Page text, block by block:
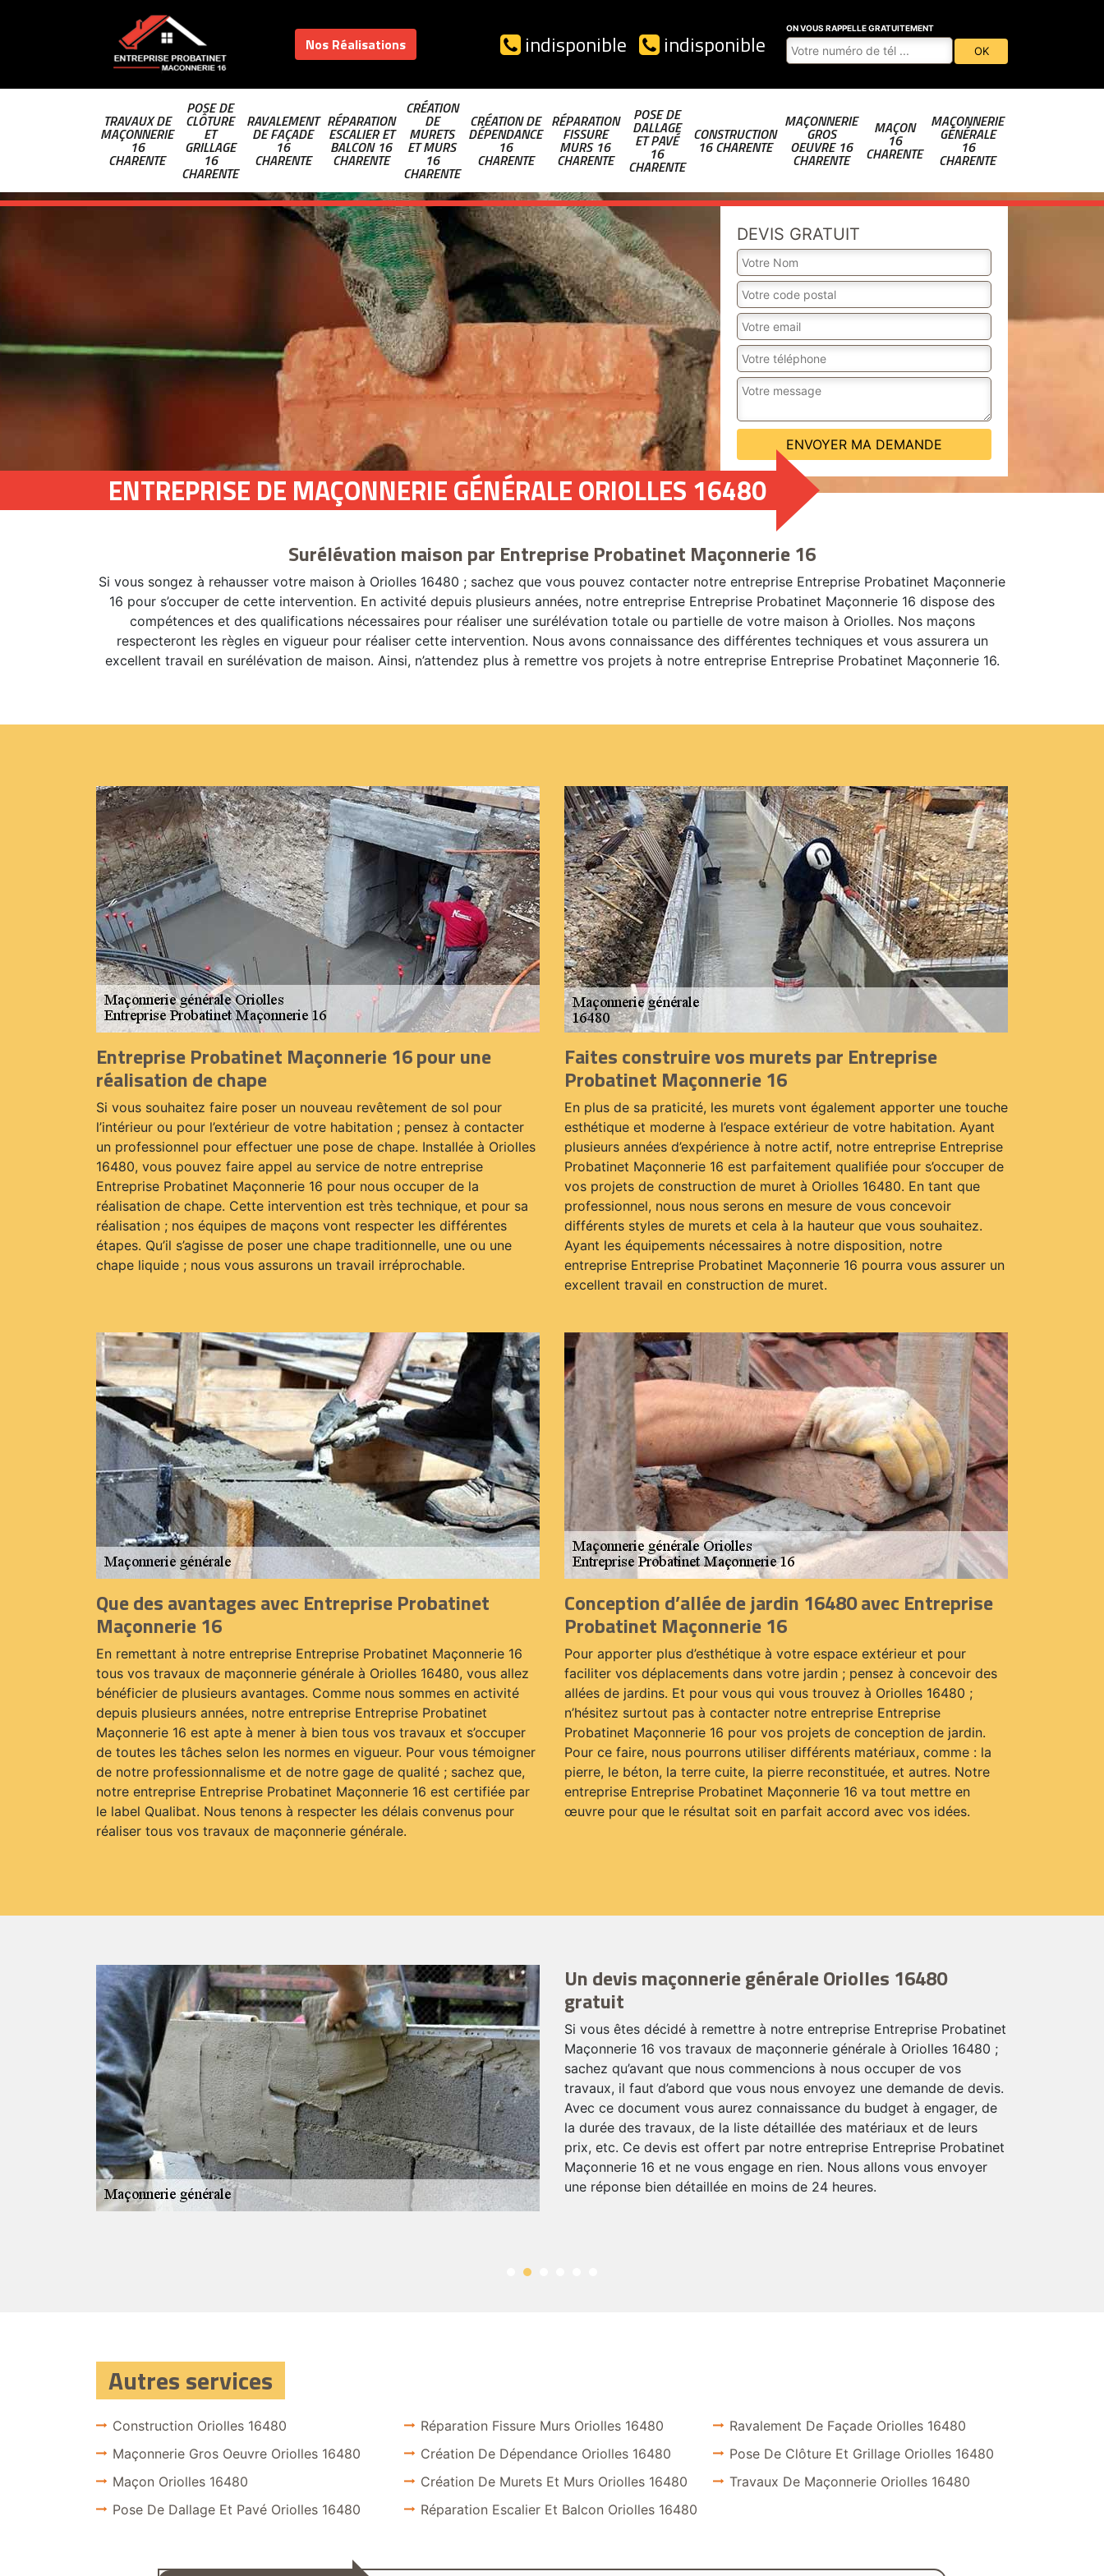
Nos Réalisations indisponible indisponible
ON VOUS RAPPELLE GRATUITEMENT
TRAVAUX DE
MAÇONNERIE
16
CHARENTE
POSE DE
CLÔTURE
ET
GRILLAGE
16
CHARENTE
RAVALEMENT
DE FAÇADE
16
CHARENTE
RÉPARATION
ESCALIER ET
BALCON 16
CHARENTE
CRÉATION
DE
MURETS
ET MURS
16
CHARENTE
CRÉATION DE
DÉPENDANCE
16
CHARENTE
RÉPARATION
FISSURE
MURS 16
CHARENTE
POSE DE
DALLAGE
ET PAVÉ
16
CHARENTE
CONSTRUCTION
16 CHARENTE
MAÇONNERIE
GROS
OEUVRE 16
CHARENTE
MAÇON
16
CHARENTE
MAÇONNERIE
GÉNÉRALE
16
CHARENTE
DEVIS GRATUIT
ENTREPRISE DE MAÇONNERIE GÉNÉRALE ORIOLLES 16480
Surélévation maison par Entreprise Probatinet Maçonnerie 16
Si vous songez à rehausser votre maison à Oriolles 16480 ; sachez que vous pouvez contacter notre entreprise Entreprise Probatinet Maçonnerie
16 pour s’occuper de cette intervention. En activité depuis plusieurs années, notre entreprise Entreprise Probatinet Maçonnerie 16 dispose des
compétences et des qualifications nécessaires pour réaliser une surélévation totale ou partielle de votre maison à Oriolles. Nos maçons
respecteront les règles en vigueur pour réaliser cette intervention. Nous avons connaissance des différentes techniques et vous assurera un
excellent travail en surélévation de maison. Ainsi, n’attendez plus à remettre vos projets à notre entreprise Entreprise Probatinet Maçonnerie 16.
Entreprise Probatinet Maçonnerie 16 pour une
réalisation de chape
Si vous souhaitez faire poser un nouveau revêtement de sol pour
l’intérieur ou pour l’extérieur de votre habitation ; pensez à contacter
un professionnel pour effectuer une pose de chape. Installée à Oriolles
16480, vous pouvez faire appel au service de notre entreprise
Entreprise Probatinet Maçonnerie 16 pour nous occuper de la
réalisation de chape. Cette intervention est très technique, et pour sa
réalisation ; nos équipes de maçons vont respecter les différentes
étapes. Qu’il s’agisse de poser une chape traditionnelle, une ou une
chape liquide ; nous vous assurons un travail irréprochable.
Faites construire vos murets par Entreprise
Probatinet Maçonnerie 16
En plus de sa praticité, les murets vont également apporter une touche
esthétique et moderne à l’espace extérieur de votre habitation. Ayant
plusieurs années d’expérience à notre actif, notre entreprise Entreprise
Probatinet Maçonnerie 16 est parfaitement qualifiée pour s’occuper de
vos projets de construction de muret à Oriolles 16480. En tant que
professionnel, nous nous serons en mesure de vous concevoir
différents styles de murets et cela à la hauteur que vous souhaitez.
Ayant les équipements nécessaires à notre disposition, notre
entreprise Entreprise Probatinet Maçonnerie 16 pourra vous assurer un
excellent travail en construction de muret.
Que des avantages avec Entreprise Probatinet
Maçonnerie 16
En remettant à notre entreprise Entreprise Probatinet Maçonnerie 16
tous vos travaux de maçonnerie générale à Oriolles 16480, vous allez
bénéficier de plusieurs avantages. Comme nous sommes en activité
depuis plusieurs années, notre entreprise Entreprise Probatinet
Maçonnerie 16 est apte à mener à bien tous vos travaux et s’occuper
de toutes les tâches selon les normes en vigueur. Pour vous témoigner
de notre professionnalisme et de notre gage de qualité ; sachez que,
notre entreprise Entreprise Probatinet Maçonnerie 16 est certifiée par
le label Qualibat. Nous tenons à respecter les délais convenus pour
réaliser tous vos travaux de maçonnerie générale.
Conception d’allée de jardin 16480 avec Entreprise
Probatinet Maçonnerie 16
Pour apporter plus d’esthétique à votre espace extérieur et pour
faciliter vos déplacements dans votre jardin ; pensez à concevoir des
allées de jardins. Et pour vous qui vous trouvez à Oriolles 16480 ;
n’hésitez surtout pas à contacter notre entreprise Entreprise
Probatinet Maçonnerie 16 pour vos projets de conception de jardin.
Pour ce faire, nous pourrons utiliser différents matériaux, comme : la
pierre, le béton, la terre cuite, la pierre reconstituée, et autres. Notre
entreprise Entreprise Probatinet Maçonnerie 16 va tout mettre en
œuvre pour que le résultat soit en parfait accord avec vos idées.
Un devis maçonnerie générale Oriolles 16480
gratuit
Si vous êtes décidé à remettre à notre entreprise Entreprise Probatinet
Maçonnerie 16 vos travaux de maçonnerie générale à Oriolles 16480 ;
sachez qu’avant que nous commencions à nous occuper de vos
travaux, il faut d’abord que vous nous envoyez une demande de devis.
Avec ce document vous aurez connaissance du budget à engager, de
la durée des travaux, de la liste détaillée des matériaux et de leurs
prix, etc. Ce devis est offert par notre entreprise Entreprise Probatinet
Maçonnerie 16 et ne vous engage en rien. Nous allons vous envoyer
une réponse bien détaillée en moins de 24 heures.
Autres services
Construction Oriolles 16480
Maçonnerie Gros Oeuvre Oriolles 16480
Maçon Oriolles 16480
Pose De Dallage Et Pavé Oriolles 16480
Réparation Fissure Murs Oriolles 16480
Création De Dépendance Oriolles 16480
Création De Murets Et Murs Oriolles 16480
Réparation Escalier Et Balcon Oriolles 16480
Ravalement De Façade Oriolles 16480
Pose De Clôture Et Grillage Oriolles 16480
Travaux De Maçonnerie Oriolles 16480